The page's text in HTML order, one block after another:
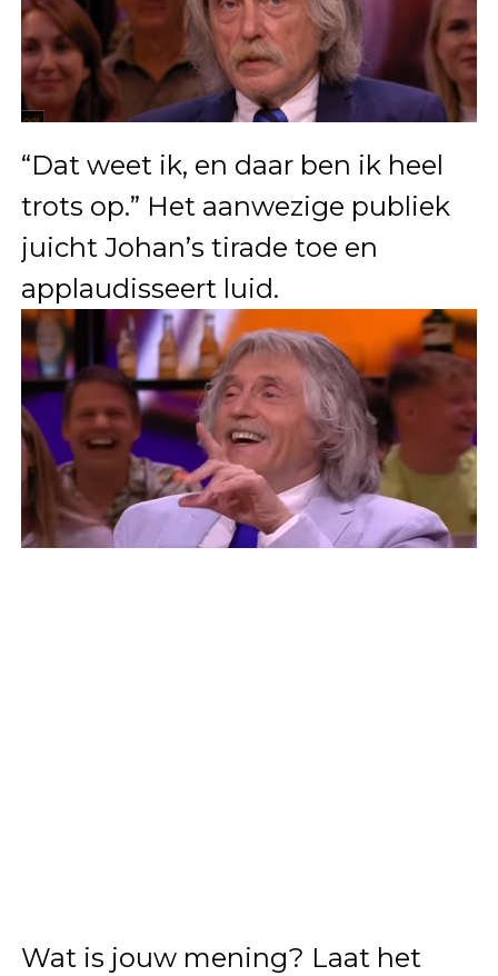
“Dat weet ik, en daar ben ik heel
trots op.” Het aanwezige publiek
juicht Johan’s tirade toe en
applaudisseert luid.
Wat is jouw mening? Laat het